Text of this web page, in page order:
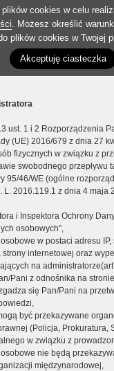
cookies w celu
. Możesz określić
plików cookies w Twojej
Akceptuję ciasteczka
ust. 1 i 2 Rozporządzenia
(UE) 2016/679 z dnia 27
fizycznych w związku z
swobodnego przepływu
95/46/WE (ogólne
L. 2016.119.1 z dnia 4 maja
i Inspektora Ochrony
osobowych”,
w postaci adresu
internetowej oraz
na
Pani z odnośnika na
się Pan/Pani na
być przekazywane
(Policja, Prokuratura,
w związku z
nie będą
międzynarodowej,